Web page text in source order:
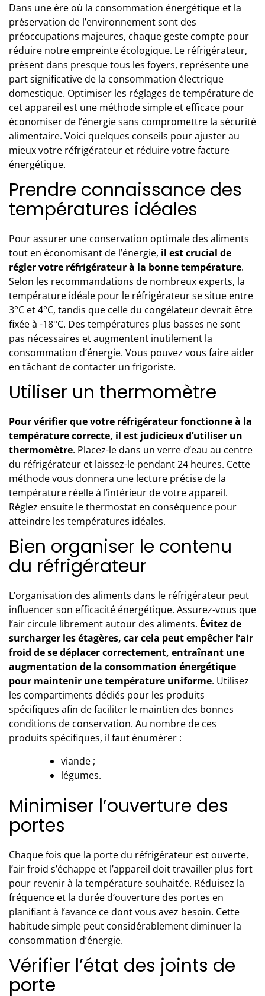
Dans une ère où la consommation énergétique et la
préservation de l’environnement sont des
préoccupations majeures, chaque geste compte pour
réduire notre empreinte écologique. Le réfrigérateur,
présent dans presque tous les foyers, représente une
part significative de la consommation électrique
domestique. Optimiser les réglages de température de
cet appareil est une méthode simple et efficace pour
économiser de l’énergie sans compromettre la sécurité
alimentaire. Voici quelques conseils pour ajuster au
mieux votre réfrigérateur et réduire votre facture
énergétique.
Prendre connaissance des
températures idéales
Pour assurer une conservation optimale des aliments
tout en économisant de l’énergie, il est crucial de
régler votre réfrigérateur à la bonne température.
Selon les recommandations de nombreux experts, la
température idéale pour le réfrigérateur se situe entre
3°C et 4°C, tandis que celle du congélateur devrait être
fixée à -18°C. Des températures plus basses ne sont
pas nécessaires et augmentent inutilement la
consommation d’énergie. Vous pouvez vous faire aider
en tâchant de contacter un frigoriste.
Utiliser un thermomètre
Pour vérifier quevotre réfrigérateurfonctionne à la
température correcte, il est judicieux d’utiliser un
thermomètre. Placez-le dans un verre d’eau au centre
du réfrigérateur et laissez-le pendant 24 heures. Cette
méthode vous donnera une lecture précise de la
température réelle à l’intérieur de votre appareil.
Réglez ensuite le thermostat en conséquence pour
atteindre les températures idéales.
Bien organiser le contenu
du réfrigérateur
L’organisation des aliments dans le réfrigérateur peut
influencer son efficacité énergétique. Assurez-vous que
l’air circule librement autour des aliments. Évitez de
surcharger les étagères, car cela peut empêcher l’air
froid de se déplacer correctement, entraînant une
augmentation de la consommation énergétique
pour maintenir une température uniforme. Utilisez
les compartiments dédiés pour les produits
spécifiques afin de faciliter le maintien des bonnes
conditions de conservation. Au nombre de ces
produits spécifiques, il faut énumérer :
viande ;
légumes.
Minimiser l’ouverture des
portes
Chaque fois que la porte du réfrigérateur est ouverte,
l’air froid s’échappe et l’appareil doit travailler plus fort
pour revenir à la température souhaitée. Réduisez la
fréquence et la durée d’ouverture des portes en
planifiant à l’avance ce dont vous avez besoin. Cette
habitude simple peut considérablement diminuer la
consommation d’énergie.
Vérifier l’état des joints de
porte